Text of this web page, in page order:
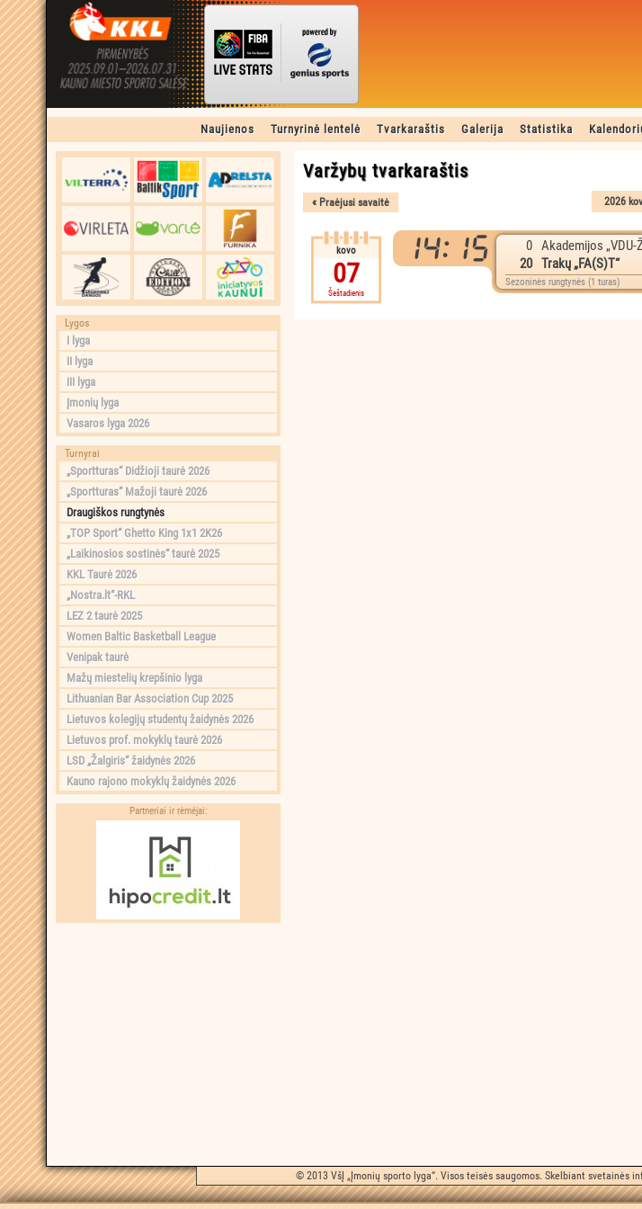
Naujienos Turnyrinė lentelė Tvarkaraštis Galerija Statistika
Lygos
I lyga
II lyga
III lyga
Įmonių lyga
Vasaros lyga 2026
Turnyrai
„Sportturas“ Didžioji taurė 2026
„Sportturas“ Mažoji taurė 2026
Draugiškos rungtynės
„TOP Sport“ Ghetto King 1x1 2K26
„Laikinosios sostinės“ taurė 2025
KKL Taurė 2026
„Nostra.lt“-RKL
LEZ 2 taurė 2025
Women Baltic Basketball League
Venipak taurė
Mažų miestelių krepšinio lyga
Lithuanian Bar Association Cup 2025
Lietuvos kolegijų studentų žaidynės 2026
Lietuvos prof. mokyklų taurė 2026
LSD „Žalgiris“ žaidynės 2026
Kauno rajono mokyklų žaidynės 2026
Partneriai ir rėmėjai:
Varžybų tvarkaraštis
kovo
07
Šeštadienis
0
20
Akademijos „VDU-
Trakų „FA(S)T“
Sezoninės rungtynės (1 turas)
© 2013 VšĮ „Įmonių sporto lyga“. Visos teisės saugomos. Skelbiant svetainės